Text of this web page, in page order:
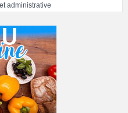
administrative